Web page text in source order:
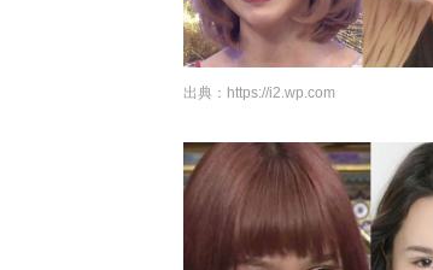
出典： https://i2.wp.com